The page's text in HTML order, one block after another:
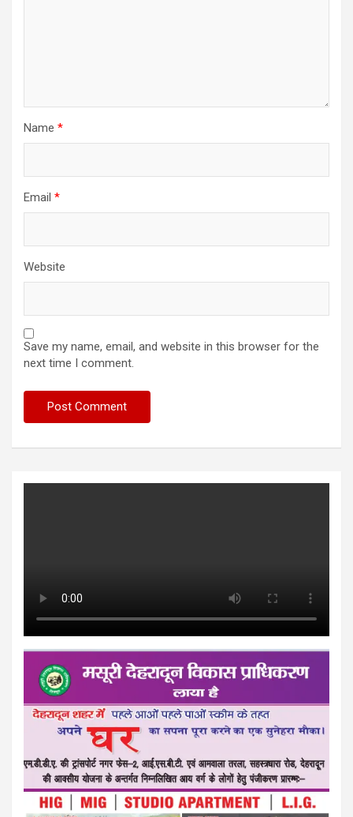
Name *
Email *
Website
Save my name, email, and website in this browser for the
next time I comment.